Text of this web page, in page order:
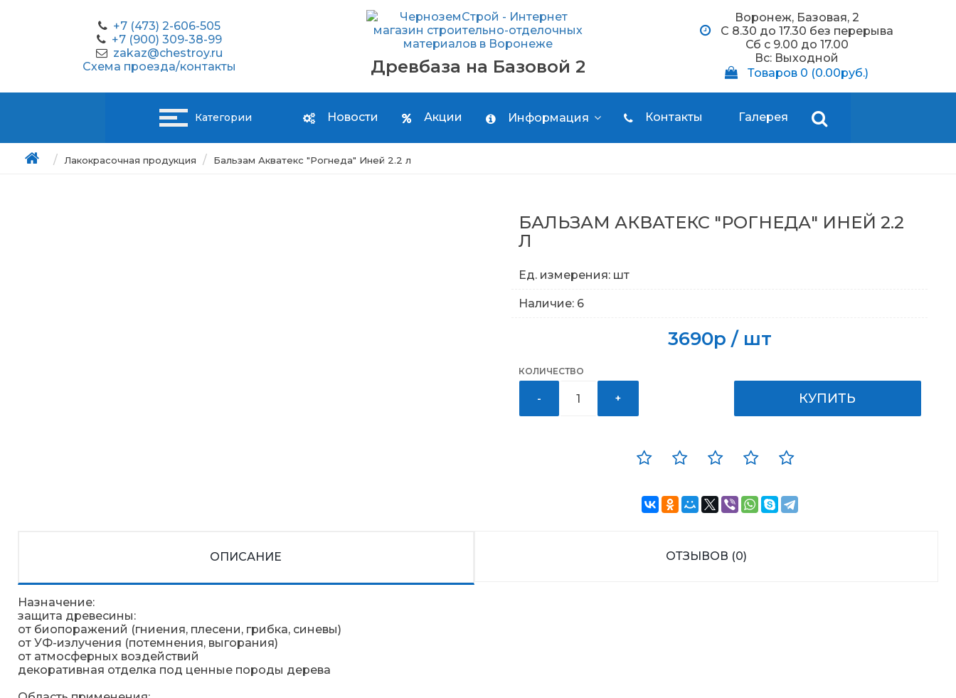
+7 (473) 2-606-505
+7 (900) 309-38-99
zakaz@chestroy.ru
Схема проезда/контакты
Древбаза на Базовой 2
Воронеж, Базовая, 2
С 8.30 до 17.30 без перерыва
Сб c 9.00 до 17.00
Вс: Выходной
Товаров 0 (0.00руб.)
Категории Новости Акции Информация Контакты Галерея
Лакокрасочная продукция Бальзам Акватекс "Рогнеда" Иней 2.2 л
БАЛЬЗАМ АКВАТЕКС "РОГНЕДА" ИНЕЙ 2.2
Л
Ед. измерения: шт
Наличие: 6
3690р / шт
КОЛИЧЕСТВО
- + КУПИТЬ
ОПИСАНИЕ ОТЗЫВОВ (0)
Назначение:
защита древесины:
от биопоражений (гниения, плесени, грибка, синевы)
от УФ-излучения (потемнения, выгорания)
от атмосферных воздействий
декоративная отделка под ценные породы дерева